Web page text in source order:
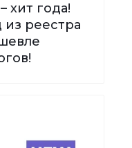
хит года!
реестра